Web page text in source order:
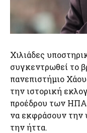
Χιλιάδες
συγκεντρωθεί το
πανεπιστήμιο
την ιστορική
προέδρου των
να εκφράσουν την
την ήττα.